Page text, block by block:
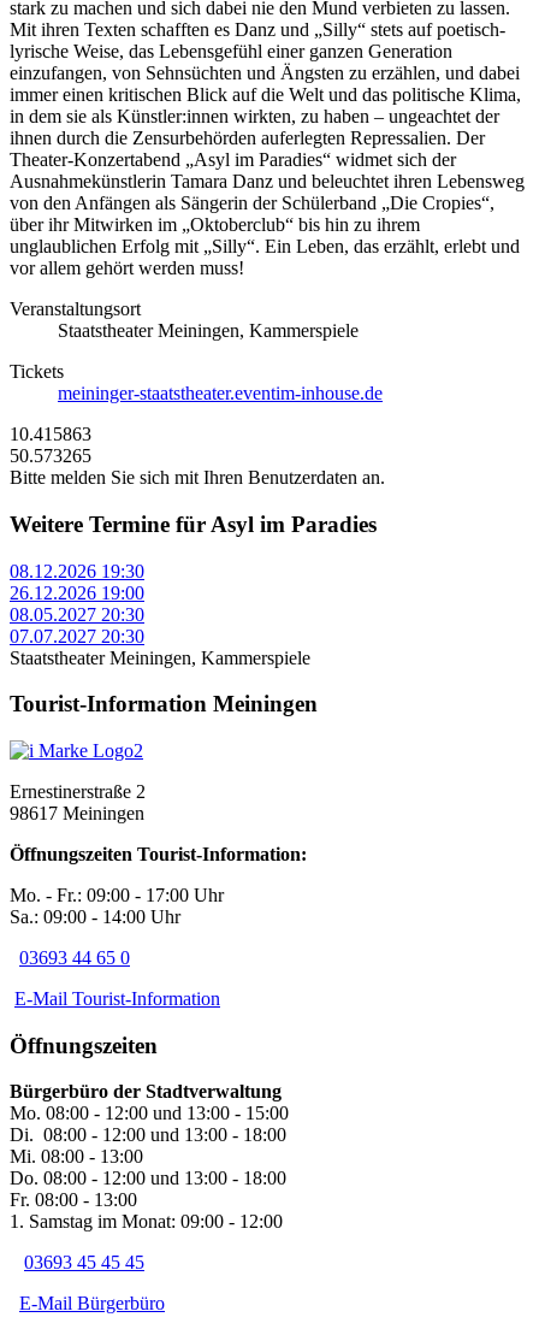
stark zu machen und sich dabei nie den Mund verbieten zu lassen.
Mit ihren Texten schafften es Danz und „Silly“ stets auf poetisch-
lyrische Weise, das Lebensgefühl einer ganzen Generation
einzufangen, von Sehnsüchten und Ängsten zu erzählen, und dabei
immer einen kritischen Blick auf die Welt und das politische Klima,
in dem sie als Künstler:innen wirkten, zu haben – ungeachtet der
ihnen durch die Zensurbehörden auferlegten Repressalien. Der
Theater-Konzertabend „Asyl im Paradies“ widmet sich der
Ausnahmekünstlerin Tamara Danz und beleuchtet ihren Lebensweg
von den Anfängen als Sängerin der Schülerband „Die Cropies“,
über ihr Mitwirken im „Oktoberclub“ bis hin zu ihrem
unglaublichen Erfolg mit „Silly“. Ein Leben, das erzählt, erlebt und
vor allem gehört werden muss!
Veranstaltungsort
Staatstheater Meiningen, Kammerspiele
Tickets
meininger-staatstheater.eventim-inhouse.de
10.415863
50.573265
Bitte melden Sie sich mit Ihren Benutzerdaten an.
Weitere Termine für Asyl im Paradies
08.12.2026 19:30
26.12.2026 19:00
08.05.2027 20:30
07.07.2027 20:30
Staatstheater Meiningen, Kammerspiele
Tourist-Information Meiningen
Ernestinerstraße 2
98617 Meiningen
Öffnungszeiten Tourist-Information:
Mo. - Fr.: 09:00 - 17:00 Uhr
Sa.: 09:00 - 14:00 Uhr
03693 44 65 0
E-Mail Tourist-Information
Öffnungszeiten
Bürgerbüro der Stadtverwaltung
Mo. 08:00 - 12:00 und 13:00 - 15:00
Di. 08:00 - 12:00 und 13:00 - 18:00
Mi. 08:00 - 13:00
Do. 08:00 - 12:00 und 13:00 - 18:00
Fr. 08:00 - 13:00
1. Samstag im Monat: 09:00 - 12:00
03693 45 45 45
E-Mail Bürgerbüro